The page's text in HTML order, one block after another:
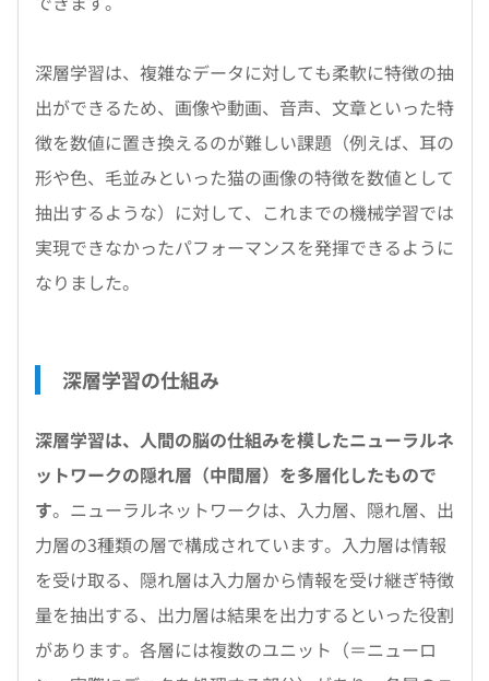
深層学習は、複雑なデータに対しても柔軟に特徴の抽
出ができるため、画像や動画、音声、文章といった特
徴を数値に置き換えるのが難しい課題（例えば、耳の
形や色、毛並みといった猫の画像の特徴を数値として
抽出するような）に対して、これまでの機械学習では
実現できなかったパフォーマンスを発揮できるように
なりました。
深層学習の仕組み
深層学習は、人間の脳の仕組みを模したニューラルネ
ットワークの隠れ層（中間層）を多層化したもので
す。ニューラルネットワークは、入力層、隠れ層、出
力層の3種類の層で構成されています。入力層は情報
を受け取る、隠れ層は入力層から情報を受け継ぎ特徴
量を抽出する、出力層は結果を出力するといった役割
があります。各層には複数のユニット（＝ニューロ